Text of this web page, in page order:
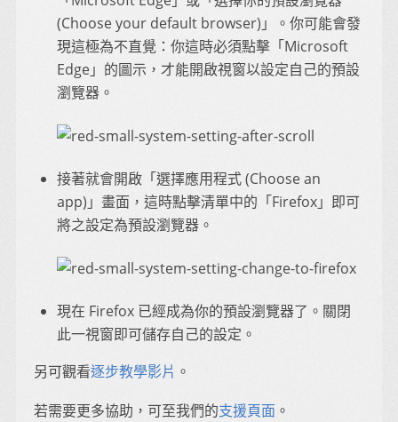
(Choose your default browser)」。你可能會發
現這極為不直覺：你這時必須點擊「Microsoft
Edge」的圖示，才能開啟視窗以設定自己的預設
瀏覽器。
接著就會開啟「選擇應用程式 (Choose an
app)」畫面，這時點擊清單中的「Firefox」即可
將之設定為預設瀏覽器。
現在 Firefox 已經成為你的預設瀏覽器了。關閉
此一視窗即可儲存自己的設定。
另可觀看逐步教學影片 。
若需要更多協助，可至我們的支援頁面 。